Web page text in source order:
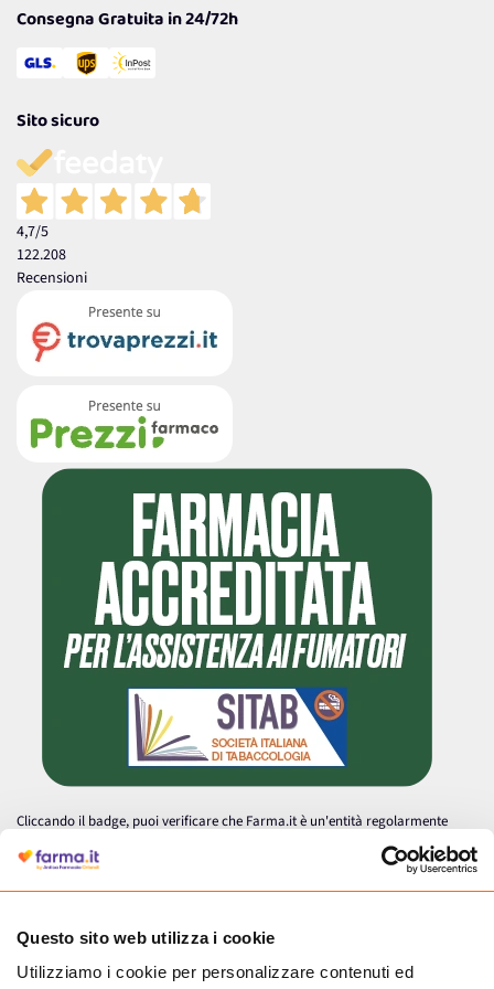
Questo sito web utilizza i cookie
Utilizziamo i cookie per personalizzare contenuti ed
Consegna Gratuita in 24/72h
Sito sicuro
4,7/5
122.208
Recensioni
Cliccando il badge, puoi verificare che Farma.it è un'entità regolarmente
autorizzata dal Ministero della Salute a effettuare la vendita online di
medicinali.